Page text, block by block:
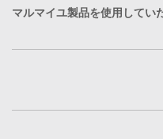
マルマイユ製品を使用して